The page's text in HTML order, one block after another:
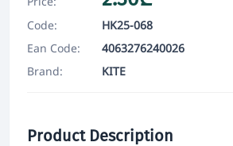
Code:
HK25-068
Ean Code:
4063276240026
Brand:
KITE
Product Description